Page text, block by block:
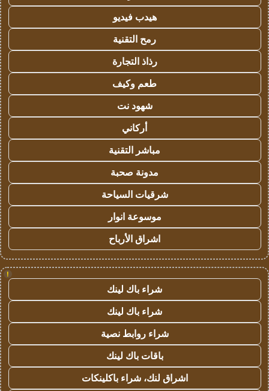
هيدب فيديو
رمح التقنية
رذاذ التجارة
طعم وكيف
شهود نت
أركاني
مباشر التقنية
مدونة صحبة
شرقيات السياحة
موسوعة انوار
اشراق الأرباح
!
شراء باك لينك
شراء باك لينك
شراء روابط نصية
باقات باك لينك
اشراق لنك، شراء باكلينكات